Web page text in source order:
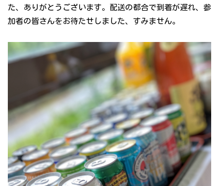
た、ありがとうございます。配送の都合で到着が遅れ、参
加者の皆さんをお待たせしました、すみません。